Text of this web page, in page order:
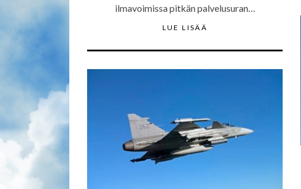
ilmavoimissa pitkän palvelusuran…
LUE LISÄÄ